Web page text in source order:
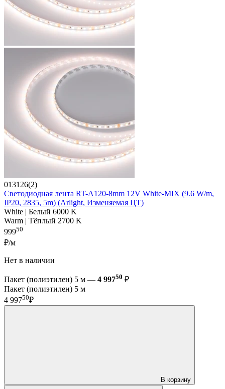
013126(2)
Светодиодная лента RT-A120-8mm 12V White-MIX (9.6 W/m,
IP20, 2835, 5m) (Arlight, Изменяемая ЦТ)
White | Белый 6000 K
Warm | Тёплый 2700 K
99950
₽/м
Нет в наличии
Пакет (полиэтилен) 5 м — 4 99750 ₽
Пакет (полиэтилен) 5 м
4 99750₽
В корзину